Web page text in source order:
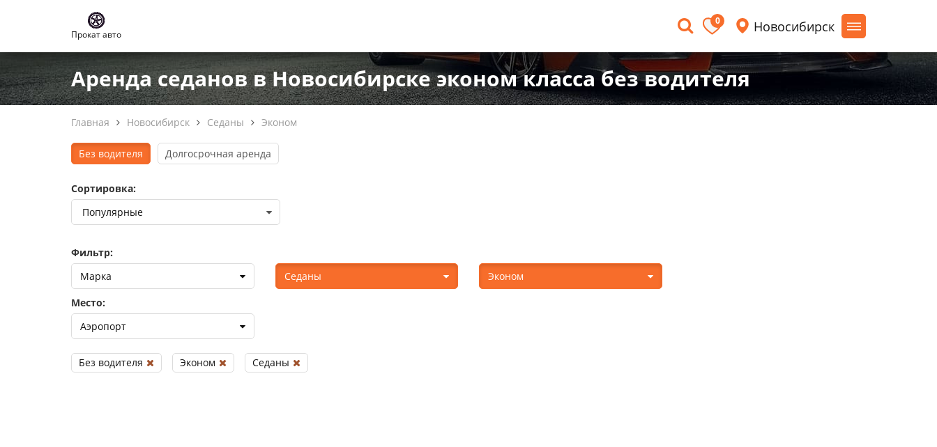
Прокат авто
0 Новосибирск
Аренда седанов в Новосибирске эконом класса без водителя
Главная Новосибирск Седаны Эконом
Без водителя Долгосрочная аренда
Сортировка:
Фильтр:
Марка
Седаны Эконом
Место:
Аэропорт
Без водителя Эконом Седаны